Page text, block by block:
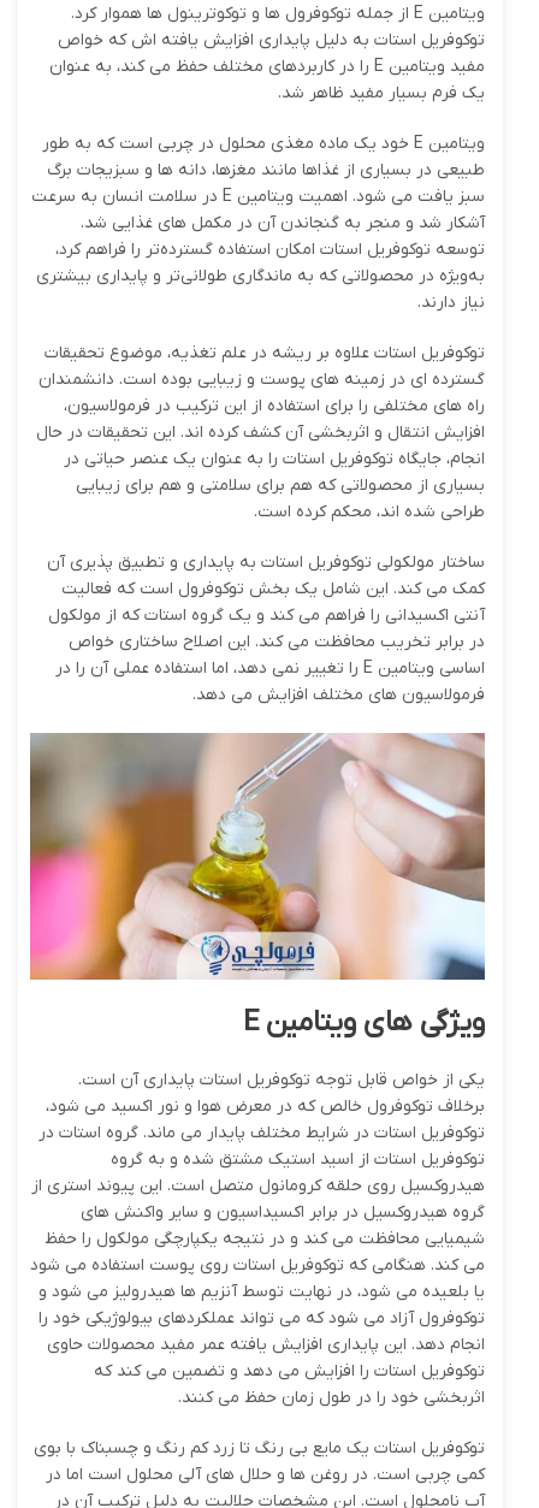
ویتامین E از جمله توکوفرول ها و توکوترینول ها هموار کرد.
توکوفریل استات به دلیل پایداری افزایش یافته اش که خواص
مفید ویتامین E را در کاربردهای مختلف حفظ می کند، به عنوان
یک فرم بسیار مفید ظاهر شد.
ویتامین E خود یک ماده مغذی محلول در چربی است که به طور
طبیعی در بسیاری از غذاها مانند مغزها، دانه ها و سبزیجات برگ
سبز یافت می شود. اهمیت ویتامین E در سلامت انسان به سرعت
آشکار شد و منجر به گنجاندن آن در مکمل های غذایی شد.
توسعه توکوفریل استات امکان استفاده گسترده‌تر را فراهم کرد،
به‌ویژه در محصولاتی که به ماندگاری طولانی‌تر و پایداری بیشتری
نیاز دارند.
توکوفریل استات علاوه بر ریشه در علم تغذیه، موضوع تحقیقات
گسترده ای در زمینه های پوست و زیبایی بوده است. دانشمندان
راه های مختلفی را برای استفاده از این ترکیب در فرمولاسیون،
افزایش انتقال و اثربخشی آن کشف کرده اند. این تحقیقات در حال
انجام، جایگاه توکوفریل استات را به عنوان یک عنصر حیاتی در
بسیاری از محصولاتی که هم برای سلامتی و هم برای زیبایی
طراحی شده اند، محکم کرده است.
ساختار مولکولی توکوفریل استات به پایداری و تطبیق پذیری آن
کمک می کند. این شامل یک بخش توکوفرول است که فعالیت
آنتی اکسیدانی را فراهم می کند و یک گروه استات که از مولکول
در برابر تخریب محافظت می کند. این اصلاح ساختاری خواص
اساسی ویتامین E را تغییر نمی دهد، اما استفاده عملی آن را در
فرمولاسیون های مختلف افزایش می دهد.
ویژگی های ویتامینE
یکی از خواص قابل توجه توکوفریل استات پایداری آن است.
برخلاف توکوفرول خالص که در معرض هوا و نور اکسید می شود،
توکوفریل استات در شرایط مختلف پایدار می ماند. گروه استات در
توکوفریل استات از اسید استیک مشتق شده و به گروه
هیدروکسیل روی حلقه کرومانول متصل است. این پیوند استری از
گروه هیدروکسیل در برابر اکسیداسیون و سایر واکنش های
شیمیایی محافظت می کند و در نتیجه یکپارچگی مولکول را حفظ
می کند. هنگامی که توکوفریل استات روی پوست استفاده می شود
یا بلعیده می شود، در نهایت توسط آنزیم ها هیدرولیز می شود و
توکوفرول آزاد می شود که می تواند عملکردهای بیولوژیکی خود را
انجام دهد. این پایداری افزایش یافته عمر مفید محصولات حاوی
توکوفریل استات را افزایش می دهد و تضمین می کند که
اثربخشی خود را در طول زمان حفظ می کنند.
توکوفریل استات یک مایع بی رنگ تا زرد کم رنگ و چسبناک با بوی
کمی چربی است. در روغن ها و حلال های آلی محلول است اما در
آب نامحلول است. این مشخصات حلالیت به دلیل ترکیب آن در